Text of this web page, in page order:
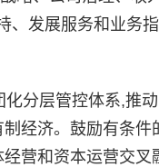
发展服务和业务
分层管控体系,推动
经济。鼓励有条
营和资本运营交